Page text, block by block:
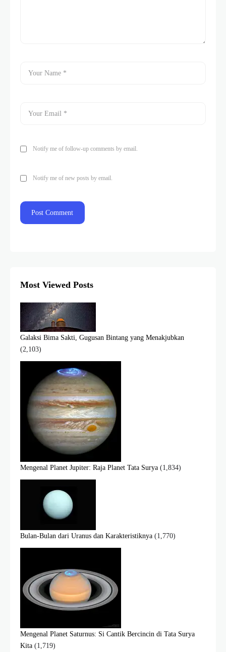
Notify me of follow-up comments by email.
Notify me of new posts by email.
Most Viewed Posts
Galaksi Bima Sakti, Gugusan Bintang yang Menakjubkan
(2,103)
Mengenal Planet Jupiter: Raja Planet Tata Surya (1,834)
Bulan-Bulan dari Uranus dan Karakteristiknya (1,770)
Mengenal Planet Saturnus: Si Cantik Bercincin di Tata Surya
Kita (1,719)